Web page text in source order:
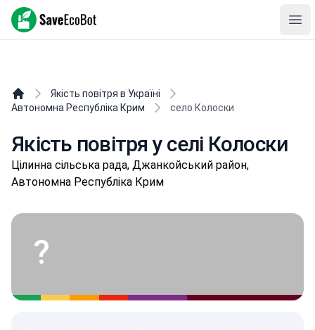
SaveEcoBot
Якість повітря в Україні
Автономна Республіка Крим
село Колоски
Якість повітря у селі Колоски
Цілинна сільська рада, Джанкойський район,
Автономна Республіка Крим
?